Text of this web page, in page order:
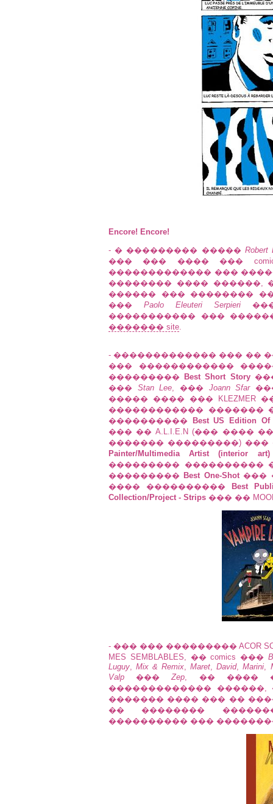
Encore! Encore!
- � ��������� ����� Robert
��� ��� ���� ���
������������� ���
�������� ���� ������,
������ ��� ��������
��� Paolo Eleuteri Serpieri
����������� ���
������� site.
- ������������� ��� ��
��� ������������
��������� Best Short Story���
��� Stan Lee, ��� Joann Sfar
����� ���� ���
������������ ������� ���
����������
Best US Edition Of
��� �� A.L.I.E.N (��� ����
������� ���������)
Painter/Multimedia Artist (interior art)
��������� ����������
��������� Best One-Shot���
���� ����������
Best
Collection/Project - Strips ��� ��
- ��� ��� ��������� ACOR
MES SEMBLABLES, �� comics ���
Luguy,Mix & Remix,Maret,David,Marini,
Valp ���Zep, �� ����
�������������
������� ���� ��� ��
�� ��������
���������� ���